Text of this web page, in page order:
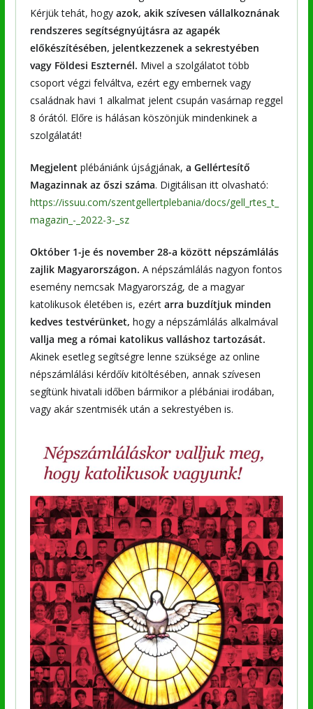
Kérjük tehát, hogy azok, akik szívesen vállalkoznának
rendszeres segítségnyújtásra az agapék
előkészítésében, jelentkezzenek a sekrestyében
vagy Földesi Eszternél. Mivel a szolgálatot több
csoport végzi felváltva, ezért egy embernek vagy
családnak havi 1 alkalmat jelent csupán vasárnap reggel
8 órától. Előre is hálásan köszönjük mindenkinek a
szolgálatát!
Megjelentplébániánk újságjának, a Gellértesítő
Magazinnak az őszi száma. Digitálisan itt olvasható:
https://issuu.com/szentgellertplebania/docs/gell_rtes_t_
magazin_-_2022-3-_sz
Október 1-je és november 28-a között népszámlálás
zajlik Magyarországon. A népszámlálás nagyon fontos
esemény nemcsak Magyarország, de a magyar
katolikusok életében is, ezért arra buzdítjuk minden
kedves testvérünket, hogy a népszámlálás alkalmával
vallja meg a római katolikus valláshoz tartozását.
Akinek esetleg segítségre lenne szüksége az online
népszámlálási kérdőív kitöltésében, annak szívesen
segítünk hivatali időben bármikor a plébániai irodában,
vagy akár szentmisék után a sekrestyében is.